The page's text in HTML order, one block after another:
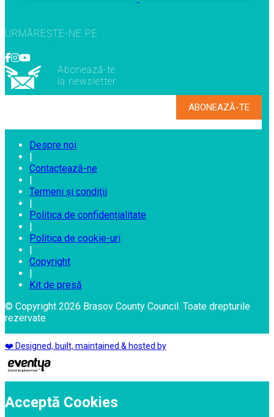
URMĂREȘTE-NE PE
Abonează-te
la newsletter
Despre noi
|
Contactează-ne
|
Termeni și condiții
|
Politica de confidențialitate
|
Politica de cookie-uri
|
Copyright
|
Kit de presă
© Copyright 2026 Brasov County Council. Toate drepturile
rezervate
❤️ Designed, built, maintained & hosted by
Acceptă Cookies